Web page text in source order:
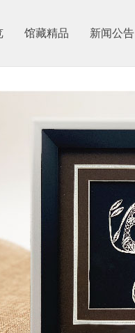
馆藏精品 新闻公告